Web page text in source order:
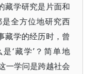
藏学研究是片面和
全方位地研究西
藏学的经历时，曾
‘藏学’？简单地
一学问是跨越社会